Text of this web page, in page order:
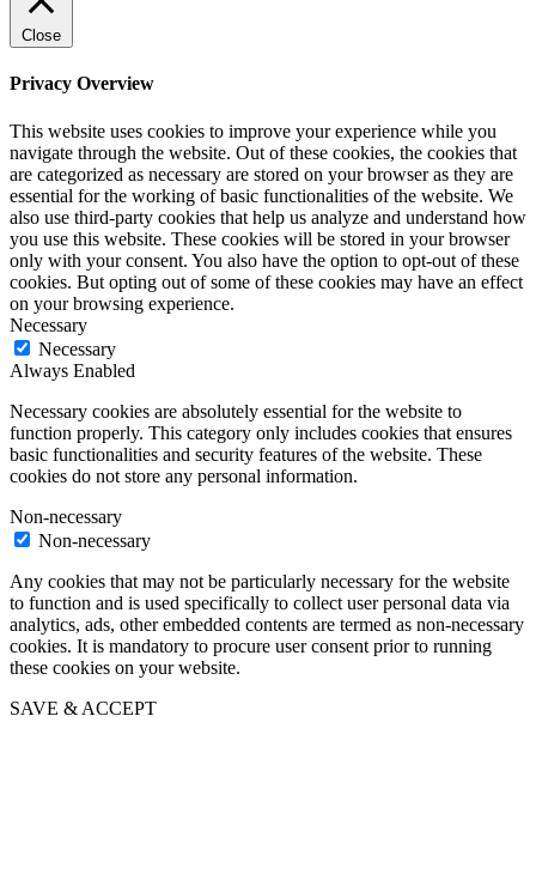
Close
Privacy Overview
This website uses cookies to improve your experience while you
navigate through the website. Out of these cookies, the cookies that
are categorized as necessary are stored on your browser as they are
essential for the working of basic functionalities of the website. We
also use third-party cookies that help us analyze and understand how
you use this website. These cookies will be stored in your browser
only with your consent. You also have the option to opt-out of these
cookies. But opting out of some of these cookies may have an effect
on your browsing experience.
Necessary
Necessary
Always Enabled
Necessary cookies are absolutely essential for the website to
function properly. This category only includes cookies that ensures
basic functionalities and security features of the website. These
cookies do not store any personal information.
Non-necessary
Non-necessary
Any cookies that may not be particularly necessary for the website
to function and is used specifically to collect user personal data via
analytics, ads, other embedded contents are termed as non-necessary
cookies. It is mandatory to procure user consent prior to running
these cookies on your website.
SAVE & ACCEPT